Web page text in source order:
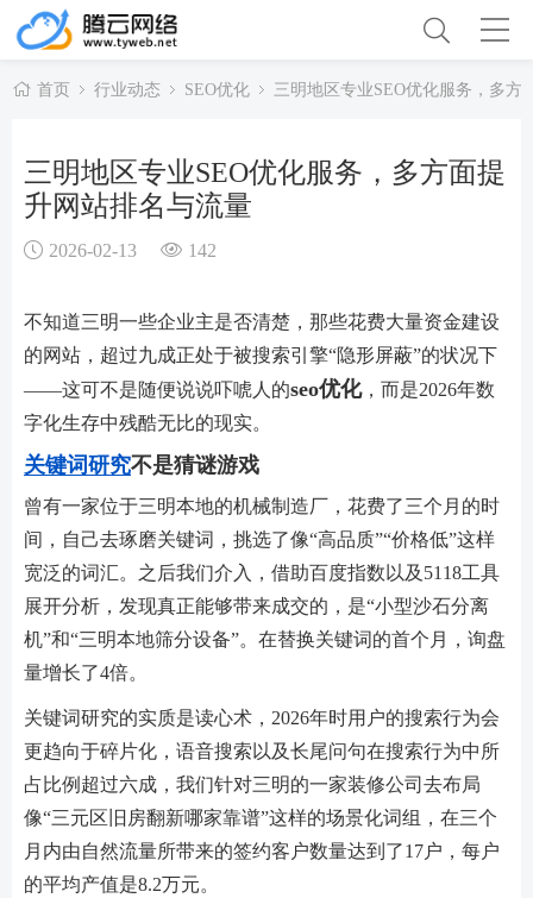
首页 行业动态 SEO优化 三明地区专业SEO优化服务，多方
三明地区专业SEO优化服务，多方面提
升网站排名与流量
2026-02-13 142
不知道三明一些企业主是否清楚，那些花费大量资金建设
的网站，超过九成正处于被搜索引擎“隐形屏蔽”的状况下
——这可不是随便说说吓唬人的seo优化，而是2026年数
字化生存中残酷无比的现实。
关键词研究不是猜谜游戏
曾有一家位于三明本地的机械制造厂，花费了三个月的时
间，自己去琢磨关键词，挑选了像“高品质”“价格低”这样
宽泛的词汇。之后我们介入，借助百度指数以及5118工具
展开分析，发现真正能够带来成交的，是“小型沙石分离
机”和“三明本地筛分设备”。在替换关键词的首个月，询盘
量增长了4倍。
关键词研究的实质是读心术，2026年时用户的搜索行为会
更趋向于碎片化，语音搜索以及长尾问句在搜索行为中所
占比例超过六成，我们针对三明的一家装修公司去布局
像“三元区旧房翻新哪家靠谱”这样的场景化词组，在三个
月内由自然流量所带来的签约客户数量达到了17户，每户
的平均产值是8.2万元。